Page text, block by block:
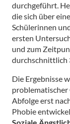
durchgeführt.
die sich über
Schülerinnen
ersten
und zum
durchschnittlich
Die Ergebnisse
problematischer
Abfolge erst
Phobie